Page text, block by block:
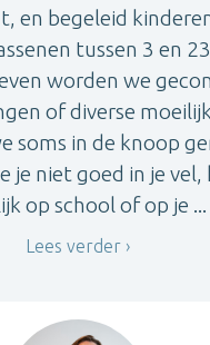
en begeleid
tussen 3 en
worden we
of diverse
soms in de knoop
je niet goed in je
op school of op je ...
Lees verder